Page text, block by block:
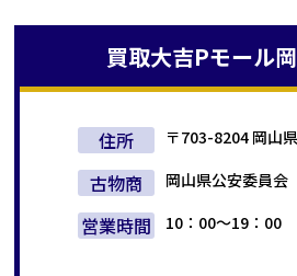
買取大吉Pモール
住所 〒703-8204 岡山
古物商 岡山県公安委員
営業時間 10：00～19：00